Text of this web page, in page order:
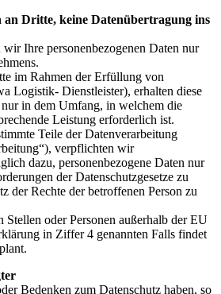
an Dritte, keine Datenübertragung ins
Ihre personenbezogenen Daten nur
im Rahmen der Erfüllung von
Logistik- Dienstleister), erhalten diese
nur in dem Umfang, in welchem die
Leistung erforderlich ist.
Teile der Datenverarbeitung
verpflichten wir
dazu, personenbezogene Daten nur
der Datenschutzgesetze zu
der Rechte der betroffenen Person zu
Stellen oder Personen außerhalb der EU
in Ziffer 4 genannten Falls findet
Bedenken zum Datenschutz haben, so